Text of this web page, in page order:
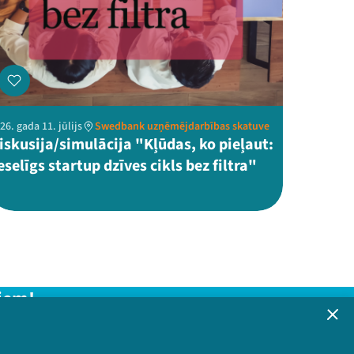
gada 11. jūlijs Swedbank uzņēmējdarbības skatuve
simulācija "Kļūdas, ko pieļaut:
startup dzīves cikls bez filtra"